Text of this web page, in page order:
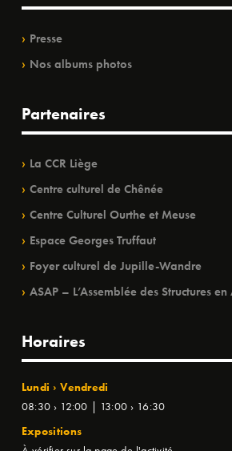
Presse
Nos albums photos
Partenaires
La CCR Liège
Centre culturel de Chênée
Centre Culturel Ourthe et Meuse
Espace Georges Truffaut
Foyer culturel de Jupille-Wandre
ASAP – L’Assemblée des Structures
Horaires
Lundi › Vendredi
08:30 › 12:00 | 13:00 › 16:30
Expositions